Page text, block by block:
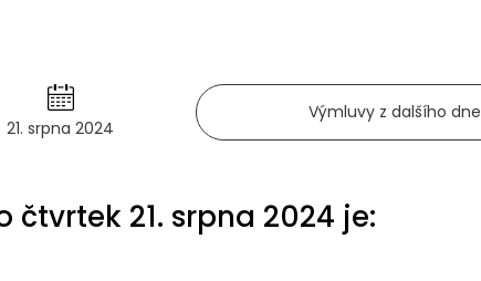
21. srpna 2024
Výmluvy z dalšího dne
21. srpna 2024 je: